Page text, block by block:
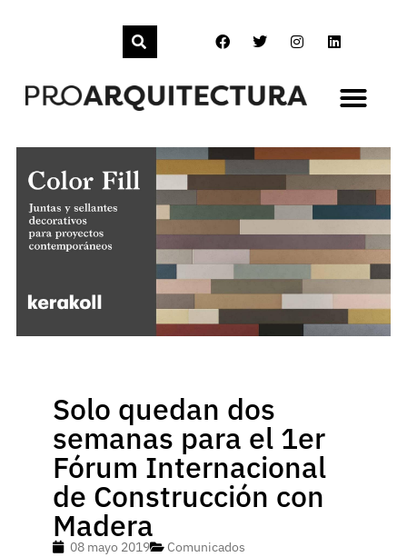
Solo quedan dos
semanas para el 1er
Fórum Internacional
de Construcción con
Madera
08 mayo 2019 Comunicados